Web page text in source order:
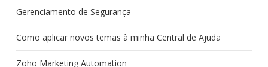
Gerenciamento de Segurança
Como aplicar novos temas à minha Central de Ajuda
Zoho Marketing Automation